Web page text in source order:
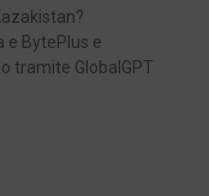
e BytePlus e
tramite GlobalGPT